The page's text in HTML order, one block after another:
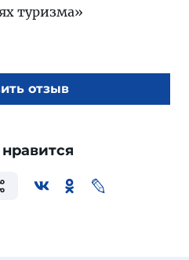
туризма»
отзыв